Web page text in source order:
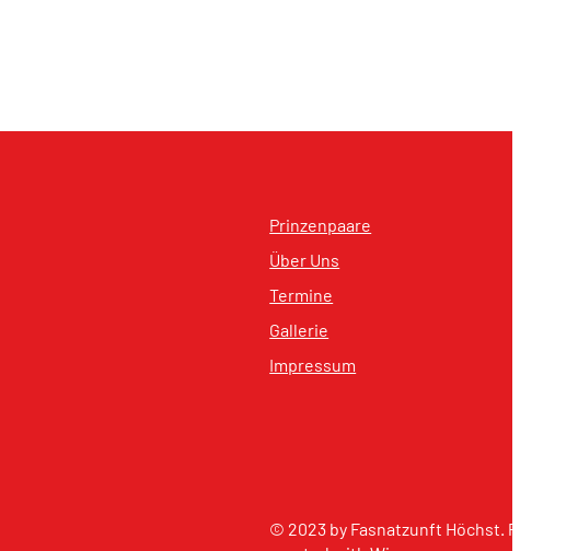
Prinzenpaare
Über Uns
Termine
Gallerie
Impressum
© 2023 by Fasnatzunft Höchst. Proudly